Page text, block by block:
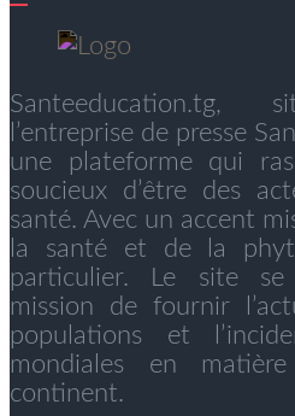
l’entreprise de presse
une plateforme qui
soucieux d’être des
santé. Avec un accent
la santé et de la
particulier. Le site
mission de fournir
populations et
mondiales en
continent.